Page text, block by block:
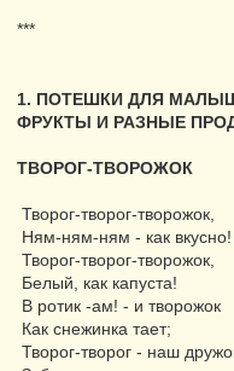
***
1. ПОТЕШКИ ДЛЯ
ФРУКТЫ И РАЗНЫЕ
ТВОРОГ-ТВОРОЖОК
Творог-творог-творожок,
Ням-ням-ням - как вкусно!
Творог-творог-творожок,
Белый, как капуста!
В ротик -ам! - и творожок
Как снежинка тает;
Творог-творог - наш